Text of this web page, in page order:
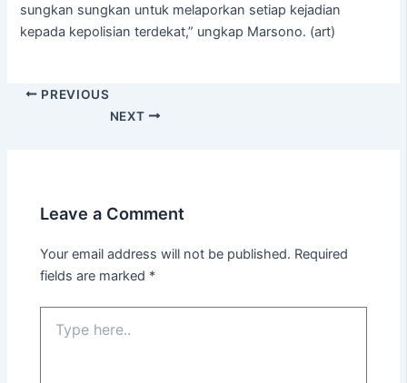
sungkan sungkan untuk melaporkan setiap kejadian
kepada kepolisian terdekat,” ungkap Marsono. (art)
PREVIOUS
NEXT
Leave a Comment
Your email address will not be published. Required
fields are marked *
here..